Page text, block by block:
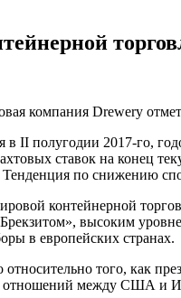
компания Drewery
II полугодии 2017-го,
ставок на конец
по снижению
контейнерной
высоким
в европейских странах.
относительно того, как
отношений между США и